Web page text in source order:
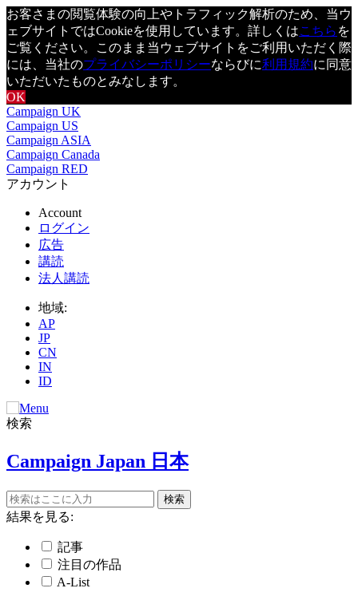
お客さまの閲覧体験の向上やトラフィック解析のため、当ウ
ェブサイトではCookieを使用しています。詳しくはこちら を
ご覧ください。このまま当ウェブサイトをご利用いただく際
には、当社のプライバシーポリシーならびに利用規約に同意
いただいたものとみなします。
OK
Campaign UK
Campaign US
Campaign ASIA
Campaign Canada
Campaign RED
アカウント
Account
ログイン
広告
講読
法人講読
地域:
AP
JP
CN
IN
ID
検索
Campaign Japan 日本
結果を見る:
記事
注目の作品
A-List